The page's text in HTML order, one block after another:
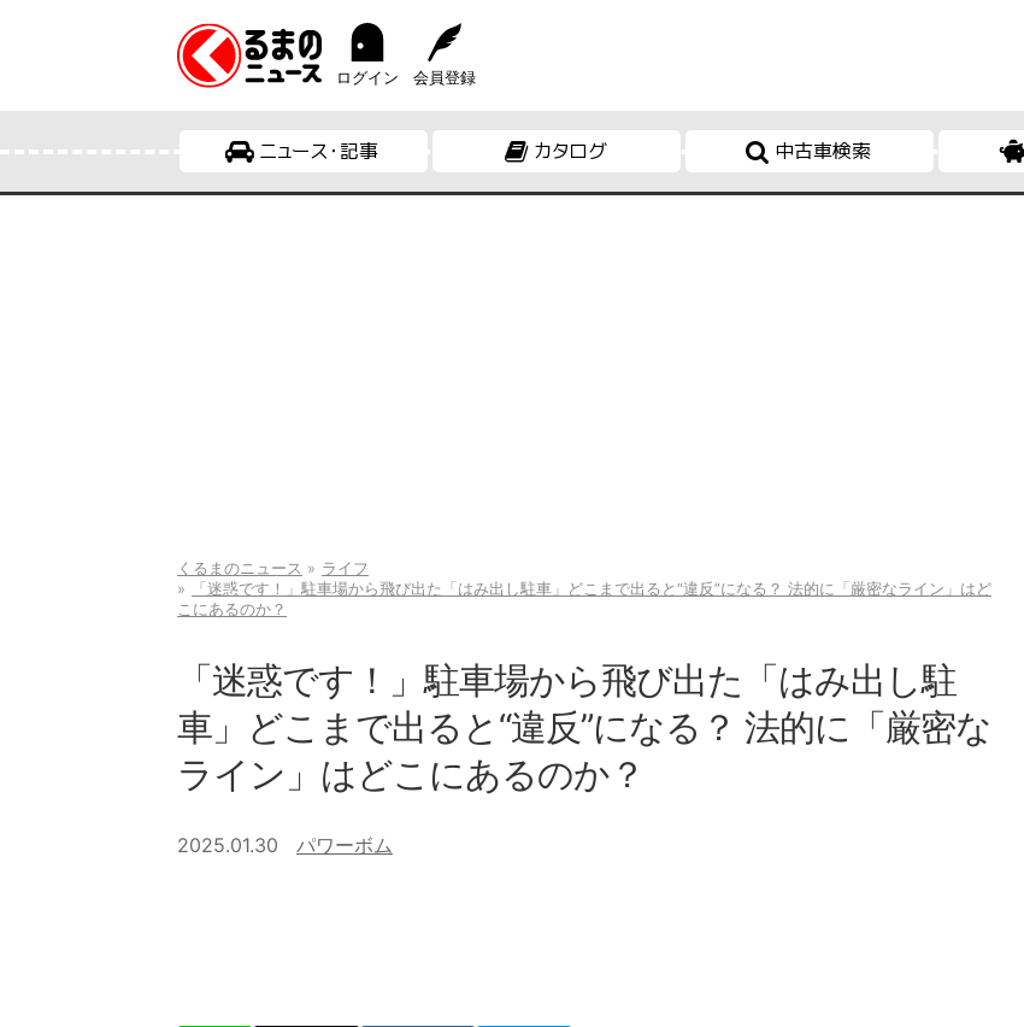
ログイン 会員登録
ニュース・記事 カタログ 中古車検索
くるまのニュース
ライフ
「迷惑です！」駐車場から飛び出た「はみ出し駐車」どこまで出ると“違反”になる？ 法的に「厳密なライン」はど
こにあるのか？
「迷惑です！」駐車場から飛び出た「はみ出し駐
車」どこまで出ると“違反”になる？ 法的に「厳密な
ライン」はどこにあるのか？
2025.01.30 パワーボム